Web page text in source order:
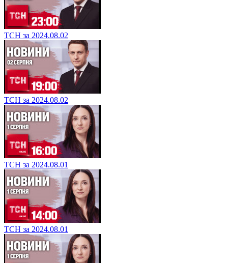
ТСН за 2024.08.02
ТСН за 2024.08.02
ТСН за 2024.08.01
ТСН за 2024.08.01